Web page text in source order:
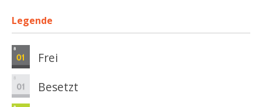
Legende
Frei
Besetzt